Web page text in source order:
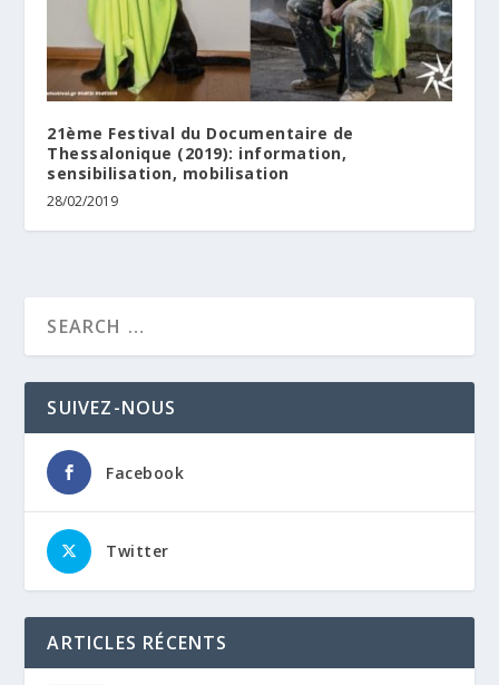
21ème Festival du Documentaire de
Thessalonique (2019): information,
sensibilisation, mobilisation
28/02/2019
SUIVEZ-NOUS
Facebook
Twitter
ARTICLES RÉCENTS